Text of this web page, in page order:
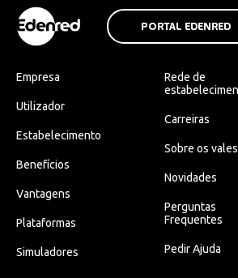
PORTAL EDENRED
Empresa
Utilizador
Estabelecimento
Benefícios
Vantagens
Plataformas
Simuladores
Rede de
Carreiras
Sobre os
Novidades
Perguntas
Frequentes
Pedir Ajuda